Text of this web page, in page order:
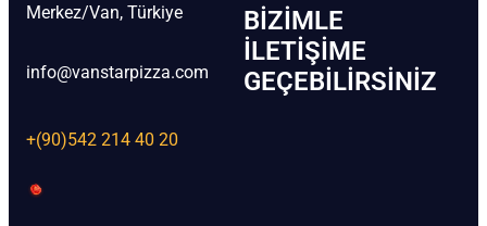
Merkez/Van, Türkiye
info@vanstarpizza.com
+(90)542 214 40 20
BIZIMLE
İLETIŞIME
GEÇEBILIRSINIZ